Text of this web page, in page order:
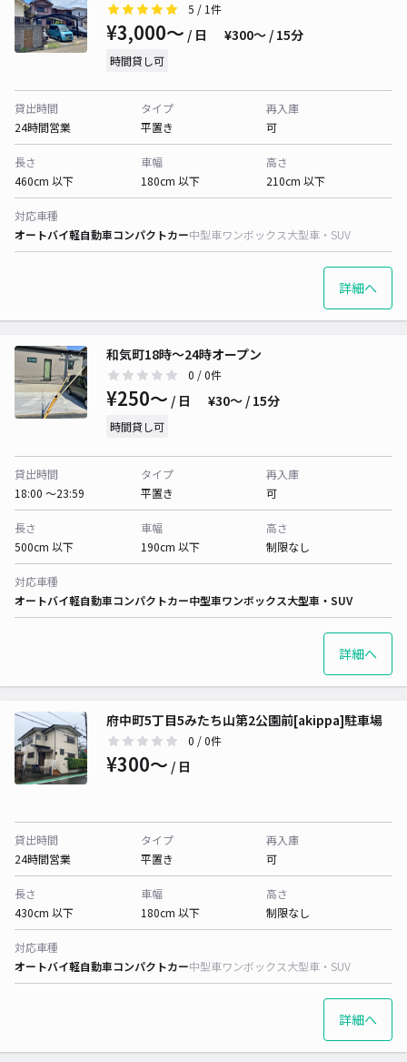
5 / 1件
¥3,000〜 / 日 ¥300〜 / 15分
時間貸し可
貸出時間
24時間営業
タイプ
平置き
再入庫
可
長さ
460cm 以下
車幅
180cm 以下
高さ
210cm 以下
対応車種
オートバイ軽自動車コンパクトカー中型車ワンボックス大型車・SUV
詳細へ
和気町18時〜24時オープン
0 / 0件
¥250〜 / 日 ¥30〜 / 15分
時間貸し可
貸出時間
18:00 〜23:59
タイプ
平置き
再入庫
可
長さ
500cm 以下
車幅
190cm 以下
高さ
制限なし
対応車種
オートバイ軽自動車コンパクトカー中型車ワンボックス大型車・SUV
詳細へ
府中町5丁目5みたち山第2公園前[akippa]駐車場
0 / 0件
¥300〜 / 日
貸出時間
24時間営業
タイプ
平置き
再入庫
可
長さ
430cm 以下
車幅
180cm 以下
高さ
制限なし
対応車種
オートバイ軽自動車コンパクトカー中型車ワンボックス大型車・SUV
詳細へ